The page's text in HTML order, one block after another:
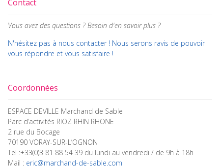
Contact
Vous avez des questions ? Besoin d'en savoir plus ?
N'hésitez pas à nous contacter ! Nous serons ravis de pouvoir
vous répondre et vous satisfaire !
Coordonnées
ESPACE DEVILLE Marchand de Sable
Parc d’activités RIOZ RHIN RHONE
2 rue du Bocage
70190 VORAY-SUR-L’OGNON
Tel :+33(0)3 81 88 54 39 du lundi au vendredi / de 9h à 18h
Mail : eric@marchand-de-sable.com